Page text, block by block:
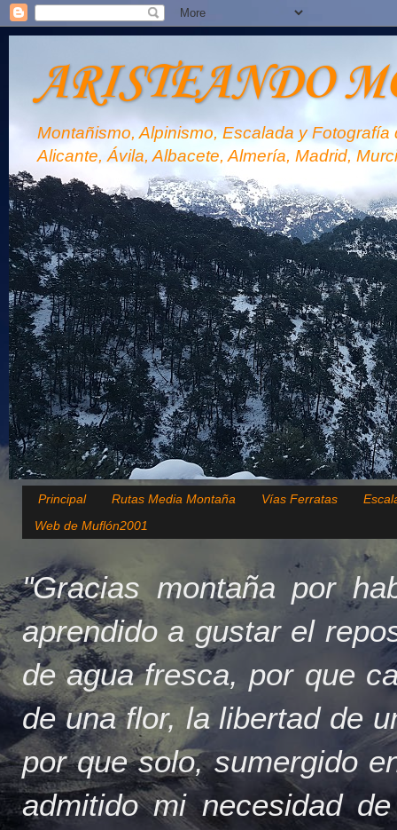
ARISTEANDO
Montañismo, Alpinismo, Escalada y
Alicante, Ávila, Albacete, Almería, Madrid,
Principal Rutas Media Montaña Vías Ferratas
Web de Muflón2001
"Gracias montaña por
aprendido a gustar el
de agua fresca, por que
de una flor, la libertad de
por que solo, sumergido
admitido mi necesidad